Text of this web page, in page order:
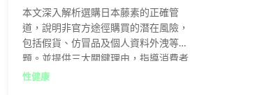
本文深入解析選購日本藤素的正確管
道，說明非官方途徑購買的潛在風險，
包括假貨、仿冒品及個人資料外洩等問
題。並提供三大關鍵理由，指導消費者
如何透過台灣官網確保入手原廠正品第
性健康